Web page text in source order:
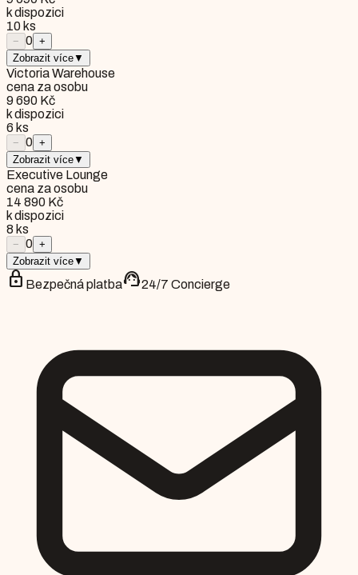
k dispozici
10 ks
− 0 +
Zobrazit více▼
Victoria Warehouse
cena za osobu
9 690 Kč
k dispozici
6 ks
− 0 +
Zobrazit více▼
Executive Lounge
cena za osobu
14 890 Kč
k dispozici
8 ks
− 0 +
Zobrazit více▼
lock Bezpečná platbasupport_agent24/7 Concierge